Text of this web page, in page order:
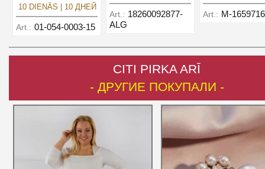
10 DIENĀS | 10 ДНЕЙ
Art.: 01-054-0003-15
Art.: 18260092877-
ALG
Art.: M-
CITI PIRKA ARĪ
- ДРУГИЕ ПОКУПАЛИ -